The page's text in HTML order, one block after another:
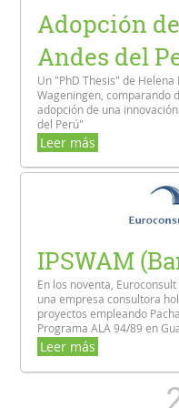
Adopción
Andes del
Un "PhD Thesis" de
Wageningen, comparando
adopción de una
del Perú"
Leer más
IPSWAM
En los noventa,
una empresa consultora
proyectos empleando
Programa ALA 94/89 en
Leer más